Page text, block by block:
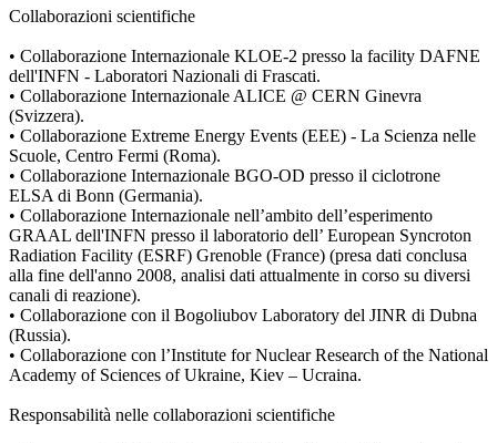
Collaborazioni scientifiche
• Collaborazione Internazionale KLOE-2 presso la facility DAFNE
dell'INFN - Laboratori Nazionali di Frascati.
• Collaborazione Internazionale ALICE @ CERN Ginevra
(Svizzera).
• Collaborazione Extreme Energy Events (EEE) - La Scienza nelle
Scuole, Centro Fermi (Roma).
• Collaborazione Internazionale BGO-OD presso il ciclotrone
ELSA di Bonn (Germania).
• Collaborazione Internazionale nell’ambito dell’esperimento
GRAAL dell'INFN presso il laboratorio dell’ European Syncroton
Radiation Facility (ESRF) Grenoble (France) (presa dati conclusa
alla fine dell'anno 2008, analisi dati attualmente in corso su diversi
canali di reazione).
• Collaborazione con il Bogoliubov Laboratory del JINR di Dubna
(Russia).
• Collaborazione con l’Institute for Nuclear Research of the National
Academy of Sciences of Ukraine, Kiev – Ucraina.
Responsabilità nelle collaborazioni scientifiche